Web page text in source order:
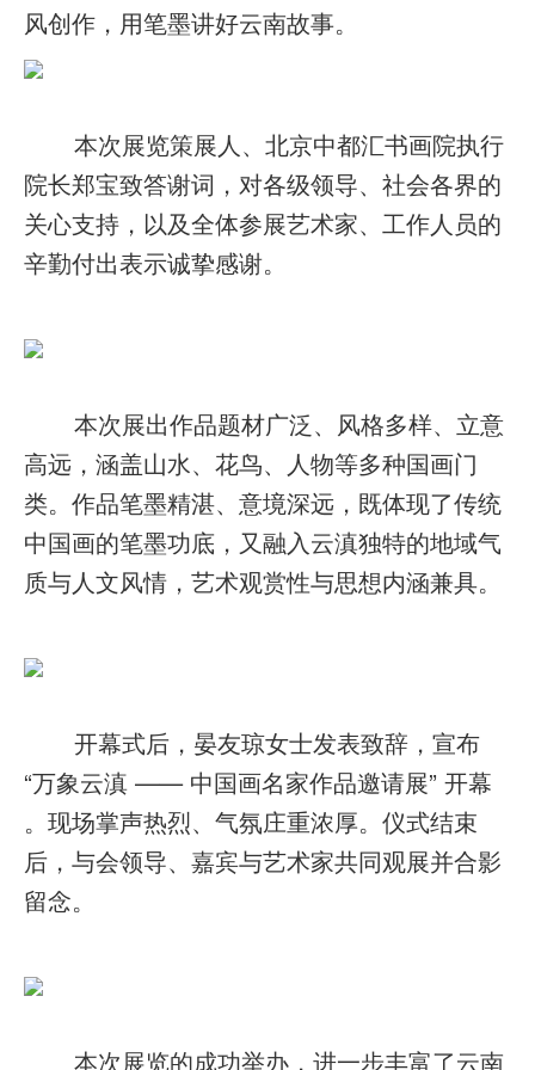
风创作，用笔墨讲好云南故事。
本次展览策展人、北京中都汇书画院执行
院长郑宝致答谢词，对各级领导、社会各界的
关心支持，以及全体参展艺术家、工作人员的
辛勤付出表示诚挚感谢。
本次展出作品题材广泛、风格多样、立意
高远，涵盖山水、花鸟、人物等多种国画门
类。作品笔墨精湛、意境深远，既体现了传统
中国画的笔墨功底，又融入云滇独特的地域气
质与人文风情，艺术观赏性与思想内涵兼具。
开幕式后，晏友琼女士发表致辞，宣布
“万象云滇 —— 中国画名家作品邀请展” 开幕
。现场掌声热烈、气氛庄重浓厚。仪式结束
后，与会领导、嘉宾与艺术家共同观展并合影
留念。
本次展览的成功举办，进一步丰富了云南